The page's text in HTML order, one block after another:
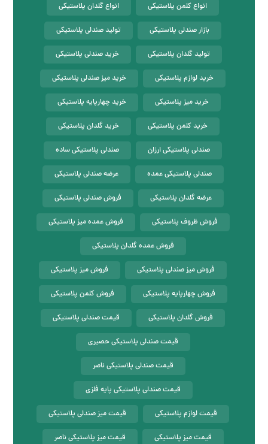
انواع کلمن پلاستیکی انواع گلدان پلاستیکی
بازار صندلی پلاستیکی تولید صندلی پلاستیکی
تولید گلدان پلاستیکی خرید صندلی پلاستیکی
خرید لوازم پلاستیکی خرید میز صندلی پلاستیکی
خرید میز پلاستیکی خرید چهارپایه پلاستیکی
خرید کلمن پلاستیکی خرید گلدان پلاستیکی
صندلی پلاستیکی ارزان صندلی پلاستیکی ساده
صندلی پلاستیکی عمده عرضه صندلی پلاستیکی
عرضه گلدان پلاستیکی فروش صندلی پلاستیکی
فروش ظروف پلاستیکی فروش عمده میز پلاستیکی
فروش عمده گلدان پلاستیکی
فروش میز صندلی پلاستیکی فروش میز پلاستیکی
فروش چهارپایه پلاستیکی فروش کلمن پلاستیکی
فروش گلدان پلاستیکی قیمت صندلی پلاستیکی
قیمت صندلی پلاستیکی حصیری
قیمت صندلی پلاستیکی ناصر
قیمت صندلی پلاستیکی پایه فلزی
قیمت لوازم پلاستیکی قیمت میز صندلی پلاستیکی
قیمت میز پلاستیکی قیمت میز پلاستیکی ناصر